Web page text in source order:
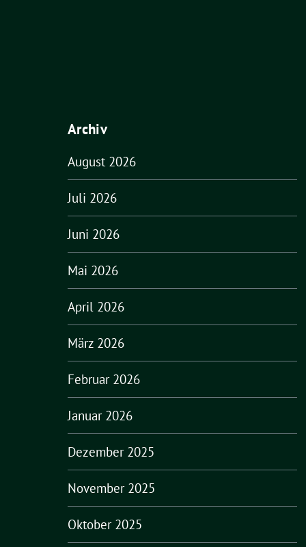
Archiv
August 2026
Juli 2026
Juni 2026
Mai 2026
April 2026
März 2026
Februar 2026
Januar 2026
Dezember 2025
November 2025
Oktober 2025